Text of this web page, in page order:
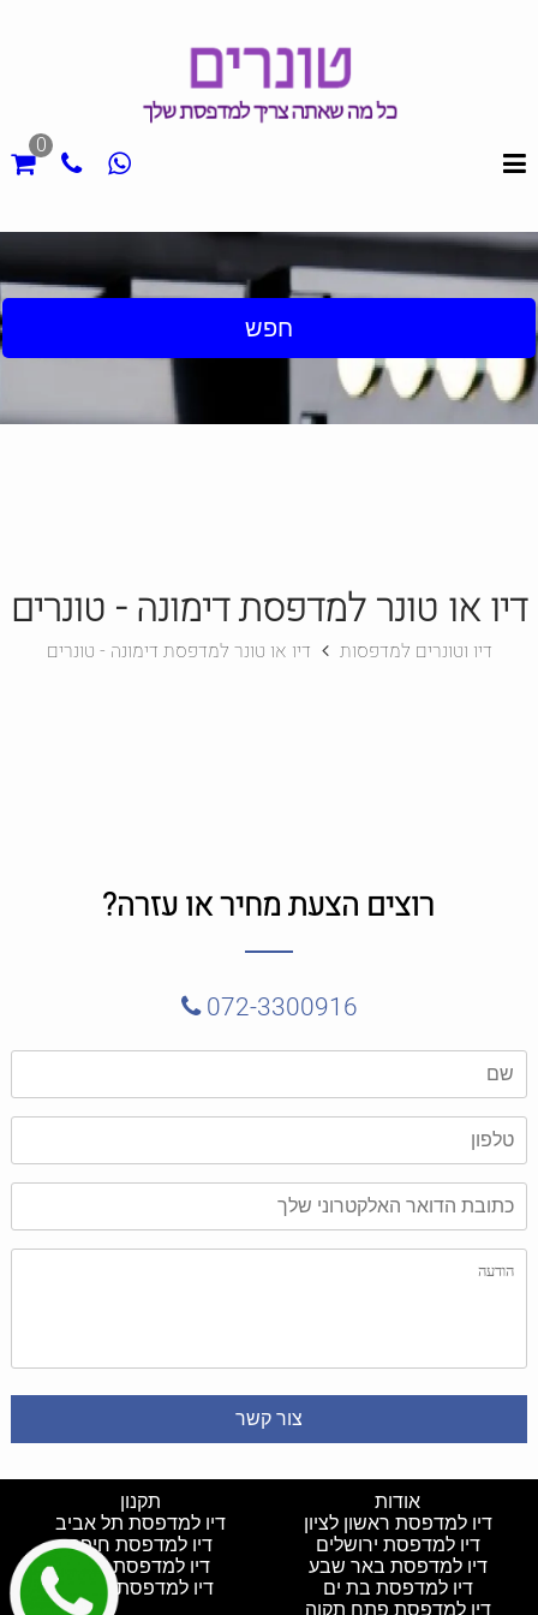
0
חפש
דיו או טונר למדפסת דימונה - טונרים
דיו וטונרים למדפסות דיו או טונר למדפסת דימונה - טונרים
רוצים הצעת מחיר או עזרה?
072-3300916
אודות
תקנון
דיו למדפסת ראשון לציון
דיו למדפסת תל אביב
דיו למדפסת ירושלים
דיו למדפסת חיפה
דיו למדפסת באר שבע
דיו למדפסת חולון
דיו למדפסת בת ים
דיו למדפסת נתניה
דיו למדפסת פתח תקוה